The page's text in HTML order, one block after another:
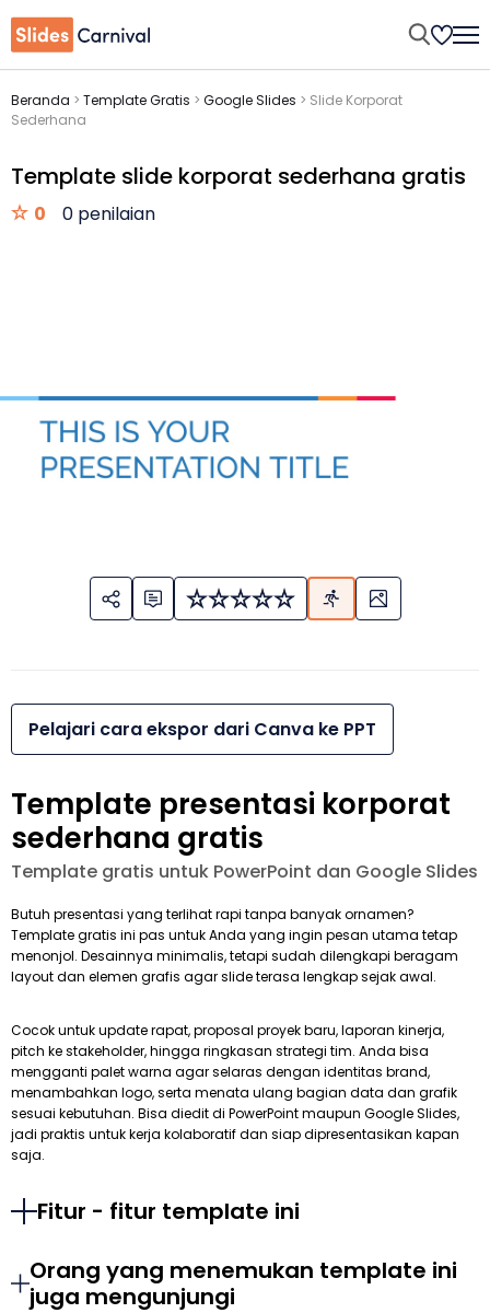
Beranda > Template Gratis > Google Slides > Slide Korporat
Sederhana
Template slide korporat sederhana gratis
0 0 penilaian
Pelajari cara ekspor dari Canva ke PPT
Template presentasi korporat
sederhana gratis
Template gratis untuk PowerPoint dan Google Slides
Butuh presentasi yang terlihat rapi tanpa banyak ornamen?
Template gratis ini pas untuk Anda yang ingin pesan utama tetap
menonjol. Desainnya minimalis, tetapi sudah dilengkapi beragam
layout dan elemen grafis agar slide terasa lengkap sejak awal.
Cocok untuk update rapat, proposal proyek baru, laporan kinerja,
pitch ke stakeholder, hingga ringkasan strategi tim. Anda bisa
mengganti palet warna agar selaras dengan identitas brand,
menambahkan logo, serta menata ulang bagian data dan grafik
sesuai kebutuhan. Bisa diedit di PowerPoint maupun Google Slides,
jadi praktis untuk kerja kolaboratif dan siap dipresentasikan kapan
saja.
Fitur - fitur template ini
Orang yang menemukan template ini
juga mengunjungi